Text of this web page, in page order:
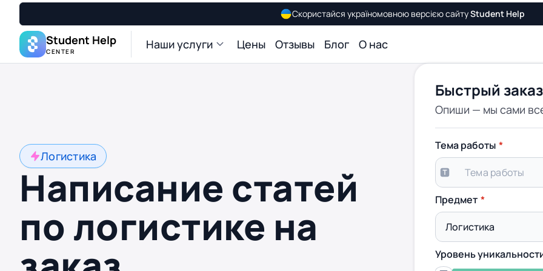
Скористайся україномовною версією сайтуStudent Help
Student Help
CENTER Наши услуги Цены Отзывы Блог О нас
Логистика
Написание статей
по логистике на
Быстрый заказ
Опиши — мы сами
Тема работы
Предмет
Уровень